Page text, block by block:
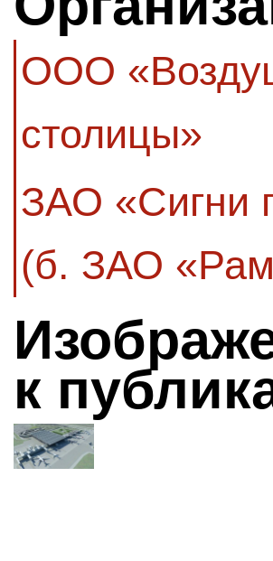
ООО
столицы»
ЗАО «Сигни
(б. ЗАО
к